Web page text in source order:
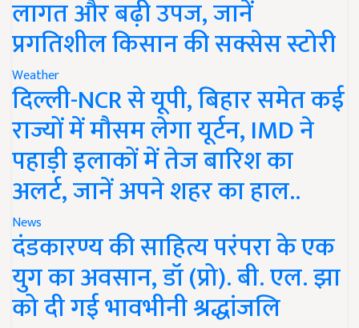
लागत और बढ़ी उपज, जानें
प्रगतिशील किसान की सक्सेस स्टोरी
Weather
दिल्ली-NCR से यूपी, बिहार समेत कई
राज्यों में मौसम लेगा यूर्टन, IMD ने
पहाड़ी इलाकों में तेज बारिश का
अलर्ट, जानें अपने शहर का हाल..
News
दंडकारण्य की साहित्य परंपरा के एक
युग का अवसान, डॉ (प्रो). बी. एल. झा
को दी गई भावभीनी श्रद्धांजलि